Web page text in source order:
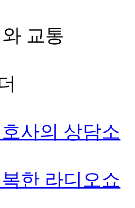
교통
사의 상담소
한 라디오쇼